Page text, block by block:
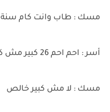
مسك : طاب وانت كام سنة
أسر : احم احم 26 كبير مش كده
مسك : لا مش كبير خالص